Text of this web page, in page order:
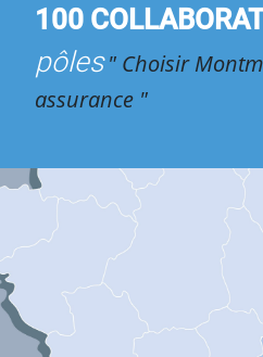
100
pôles " Choisir
assurance "